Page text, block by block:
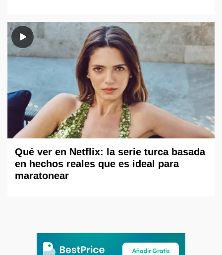
Qué ver en Netflix: la serie turca basada
en hechos reales que es ideal para
maratonear